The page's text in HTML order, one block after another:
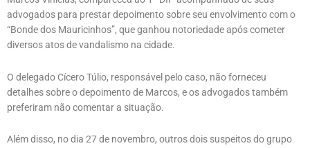
advogados para prestar depoimento sobre seu envolvimento com o
“Bonde dos Mauricinhos”, que ganhou notoriedade após cometer
diversos atos de vandalismo na cidade.
O delegado Cícero Túlio, responsável pelo caso, não forneceu
detalhes sobre o depoimento de Marcos, e os advogados também
preferiram não comentar a situação.
Além disso, no dia 27 de novembro, outros dois suspeitos do grupo